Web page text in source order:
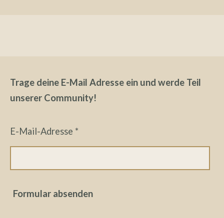
Trage deine E-Mail Adresse ein und werde Teil
unserer Community!
E-Mail-Adresse *
Formular absenden